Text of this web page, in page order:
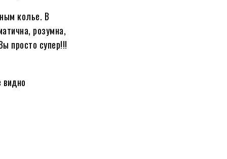
колье. В
розумна,
просто супер!!!
видно